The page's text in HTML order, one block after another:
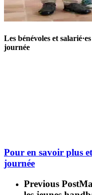
Les bénévoles et
journée
Pour en savoir plus
journée
Previous Post